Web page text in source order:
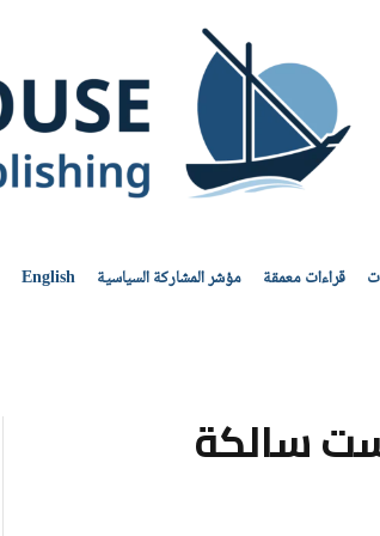
قراءات معمقة مؤشر المشاركة السياسية English
سالكة